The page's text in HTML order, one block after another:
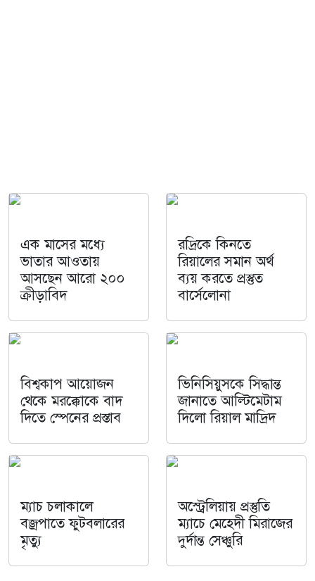
এক মাসের মধ্যে
ভাতার আওতায়
আসছেন আরো ২০০
ক্রীড়াবিদ
রদ্রিকে কিনতে
রিয়ালের সমান অর্থ
ব্যয় করতে প্রস্তুত
বার্সেলোনা
বিশ্বকাপ আয়োজন
থেকে মরক্কোকে বাদ
দিতে স্পেনের প্রস্তাব
ভিনিসিয়ুসকে সিদ্ধান্ত
জানাতে আল্টিমেটাম
দিলো রিয়াল মাদ্রিদ
ম্যাচ চলাকালে
বজ্রপাতে ফুটবলারের
মৃত্যু
অস্ট্রেলিয়ায় প্রস্তুতি
ম্যাচে মেহেদী মিরাজের
দুর্দান্ত সেঞ্চুরি